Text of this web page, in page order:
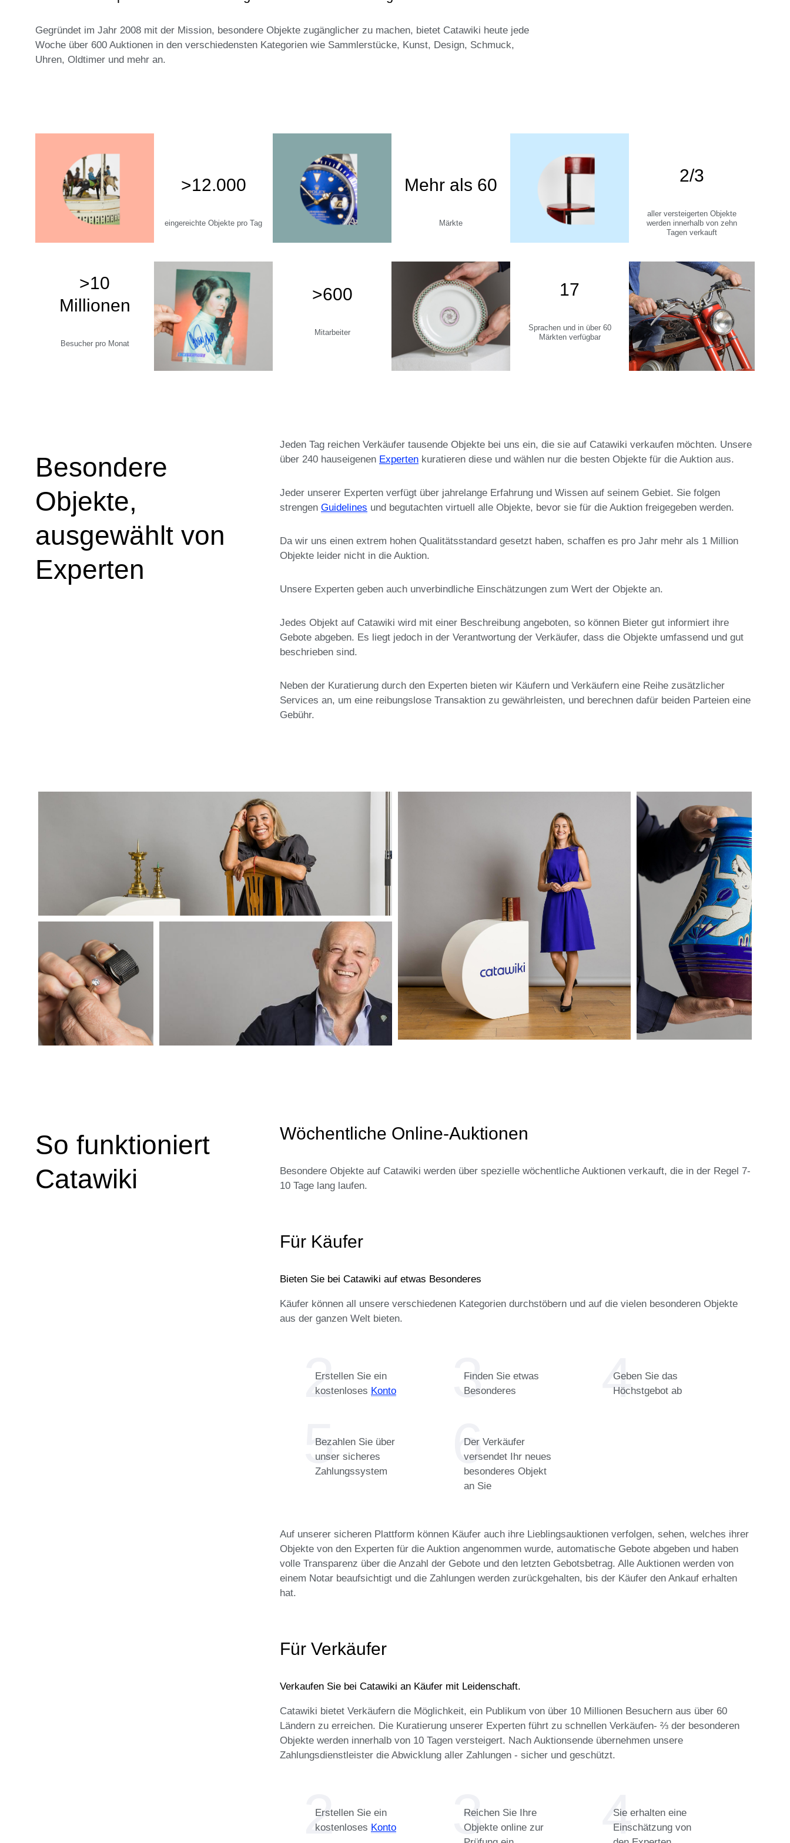
Gegründet im Jahr 2008 mit der Mission, besondere Objekte zugänglicher zu machen, bietet Catawiki heute jede
Woche über 600 Auktionen in den verschiedensten Kategorien wie Sammlerstücke, Kunst, Design, Schmuck,
Uhren, Oldtimer und mehr an.
>10
Millionen
Besucher pro Monat
>12.000
eingereichte Objekte pro Tag
>600
Mitarbeiter
Mehr als 60
Märkte
17
Sprachen und in über 60
Märkten verfügbar
2/3
aller versteigerten Objekte
werden innerhalb von zehn
Tagen verkauft
Besondere
Objekte,
ausgewählt von
Experten
Jeden Tag reichen Verkäufer tausende Objekte bei uns ein, die sie auf Catawiki verkaufen möchten. Unsere
über 240 hauseigenen Experten kuratieren diese und wählen nur die besten Objekte für die Auktion aus.
Jeder unserer Experten verfügt über jahrelange Erfahrung und Wissen auf seinem Gebiet. Sie folgen
strengen Guidelines und begutachten virtuell alle Objekte, bevor sie für die Auktion freigegeben werden.
Da wir uns einen extrem hohen Qualitätsstandard gesetzt haben, schaffen es pro Jahr mehr als 1 Million
Objekte leider nicht in die Auktion.
Unsere Experten geben auch unverbindliche Einschätzungen zum Wert der Objekte an.
Jedes Objekt auf Catawiki wird mit einer Beschreibung angeboten, so können Bieter gut informiert ihre
Gebote abgeben. Es liegt jedoch in der Verantwortung der Verkäufer, dass die Objekte umfassend und gut
beschrieben sind.
Neben der Kuratierung durch den Experten bieten wir Käufern und Verkäufern eine Reihe zusätzlicher
Services an, um eine reibungslose Transaktion zu gewährleisten, und berechnen dafür beiden Parteien eine
Gebühr.
So funktioniert
Catawiki
Wöchentliche Online-Auktionen
Besondere Objekte auf Catawiki werden über spezielle wöchentliche Auktionen verkauft, die in der Regel 7-
10 Tage lang laufen.
Für Käufer
Bieten Sie bei Catawiki auf etwas Besonderes
Käufer können all unsere verschiedenen Kategorien durchstöbern und auf die vielen besonderen Objekte
aus der ganzen Welt bieten.
Erstellen Sie ein
kostenloses Konto
Finden Sie etwas
Besonderes
Geben Sie das
Höchstgebot ab
Bezahlen Sie über
unser sicheres
Zahlungssystem
Der Verkäufer
versendet Ihr neues
besonderes Objekt
an Sie
Auf unserer sicheren Plattform können Käufer auch ihre Lieblingsauktionen verfolgen, sehen, welches ihrer
Objekte von den Experten für die Auktion angenommen wurde, automatische Gebote abgeben und haben
volle Transparenz über die Anzahl der Gebote und den letzten Gebotsbetrag. Alle Auktionen werden von
einem Notar beaufsichtigt und die Zahlungen werden zurückgehalten, bis der Käufer den Ankauf erhalten
hat.
Für Verkäufer
Verkaufen Sie bei Catawiki an Käufer mit Leidenschaft.
Catawiki bietet Verkäufern die Möglichkeit, ein Publikum von über 10 Millionen Besuchern aus über 60
Ländern zu erreichen. Die Kuratierung unserer Experten führt zu schnellen Verkäufen- ⅔ der besonderen
Objekte werden innerhalb von 10 Tagen versteigert. Nach Auktionsende übernehmen unsere
Zahlungsdienstleister die Abwicklung aller Zahlungen - sicher und geschützt.
Erstellen Sie ein
kostenloses Konto
Reichen Sie Ihre
Objekte online zur
Sie erhalten eine
Einschätzung von